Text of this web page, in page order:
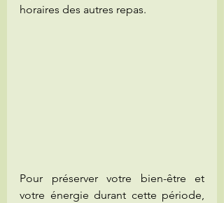
horaires des autres repas.
Pour préserver votre bien-être et
votre énergie durant cette période,